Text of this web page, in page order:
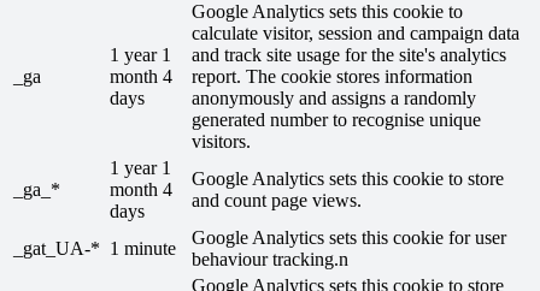
_ga
1 year 1
month 4
days
Google Analytics sets this cookie to
calculate visitor, session and campaign data
and track site usage for the site's analytics
report. The cookie stores information
anonymously and assigns a randomly
generated number to recognise unique
visitors.
_ga_*
1 year 1
month 4
days
Google Analytics sets this cookie to store
and count page views.
_gat_UA-* 1 minute
Google Analytics sets this cookie for user
behaviour tracking.n
Google Analytics sets this cookie to store